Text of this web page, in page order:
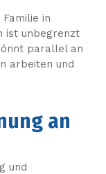
in
ist unbegrenzt
parallel an
arbeiten und
an
und